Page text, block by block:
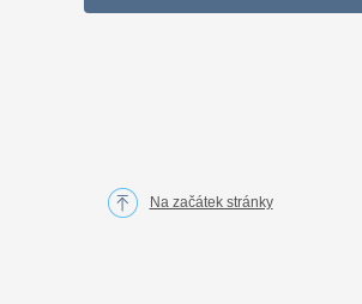
Na začátek stránky